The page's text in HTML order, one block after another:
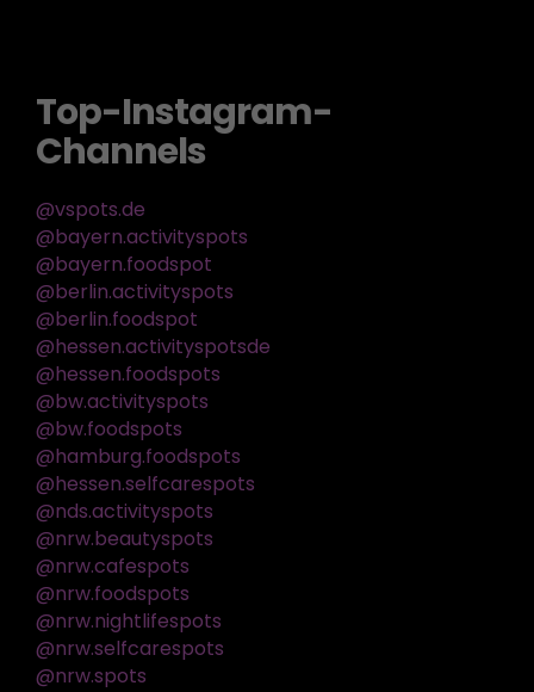
Top-Instagram-
Channels
@vspots.de
@bayern.activityspots
@bayern.foodspot
@berlin.activityspots
@berlin.foodspot
@hessen.activityspotsde
@hessen.foodspots
@bw.activityspots
@bw.foodspots
@hamburg.foodspots
@hessen.selfcarespots
@nds.activityspots
@nrw.beautyspots
@nrw.cafespots
@nrw.foodspots
@nrw.nightlifespots
@nrw.selfcarespots
@nrw.spots